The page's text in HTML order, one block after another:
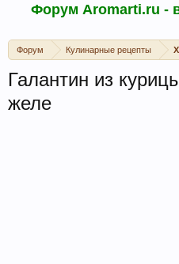
Форум Aromarti.ru -
Форум Кулинарные рецепты
Галантин из
желе